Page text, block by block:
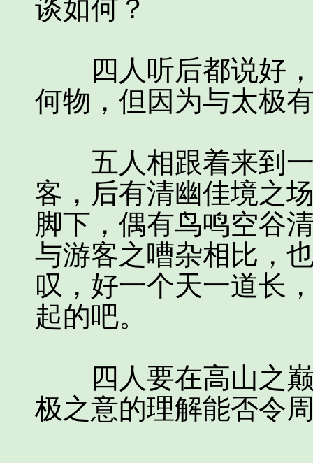
谈如何？
四人听后都说好，
何物，但因为与太极
五人相跟着来到一
客，后有清幽佳境之
脚下，偶有鸟鸣空谷
与游客之嘈杂相比，
叹，好一个天一道长
起的吧。
四人要在高山之巅
极之意的理解能否令